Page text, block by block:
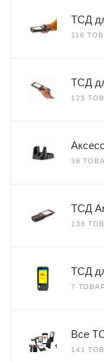
ТСД
116
ТСД
125
38
ТСД
136
ТСД
7
Все
141